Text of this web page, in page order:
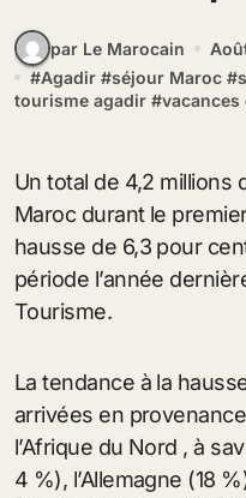
par Le Marocain
#Agadir #séjour Maroc #
tourisme agadir #
Un total de 4,2 millions
Maroc durant le
hausse de 6,3 pour
période l’année
Tourisme.
La tendance à la
arrivées en
l’Afrique du Nord , à
4 %), l’Allemagne (18